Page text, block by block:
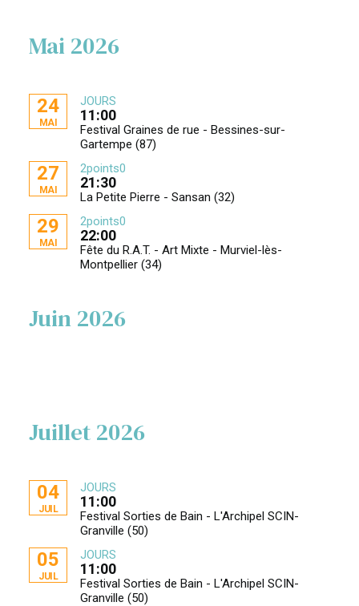
Mai 2026
24
MAI
JOURS
11:00
Festival Graines de rue - Bessines-sur-
Gartempe (87)
27
MAI
2points0
21:30
La Petite Pierre - Sansan (32)
29
MAI
2points0
22:00
Fête du R.A.T. - Art Mixte - Murviel-lès-
Montpellier (34)
Juin 2026
Juillet 2026
04
JUIL
JOURS
11:00
Festival Sorties de Bain - L'Archipel SCIN-
Granville (50)
05
JUIL
JOURS
11:00
Festival Sorties de Bain - L'Archipel SCIN-
Granville (50)